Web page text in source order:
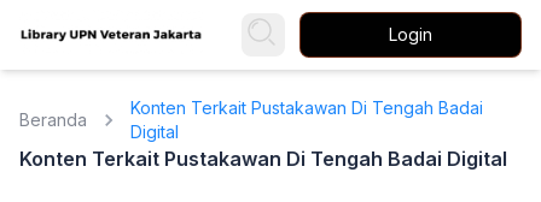
Login
Beranda
Konten Terkait Pustakawan Di Tengah Badai
Digital
Konten Terkait Pustakawan Di Tengah Badai Digital